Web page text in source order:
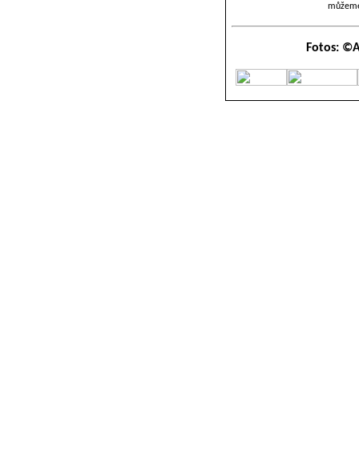
Fotos: